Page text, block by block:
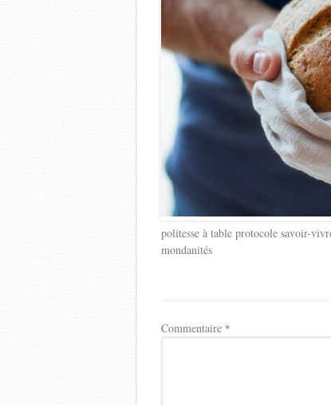
politesse à table protocole savoir-
mondanités
Commentaire *